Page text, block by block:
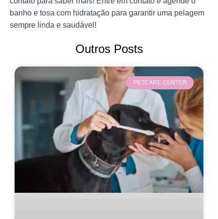
banho e tosa com hidratação para garantir uma pelagem
sempre linda e saudável!
Outros Posts
PETCARE CENTER